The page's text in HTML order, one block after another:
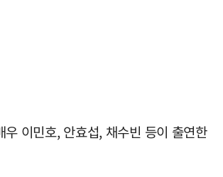
우 이민호, 안효섭, 채수빈 등이 출연한